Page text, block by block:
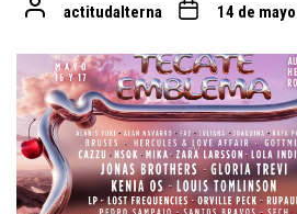
actitudalterna 14 de